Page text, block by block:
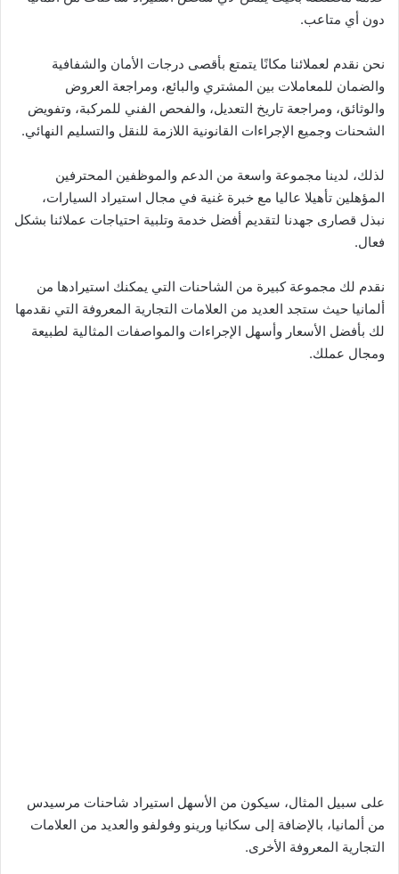
دون أي متاعب.
نحن نقدم لعملائنا مكانًا يتمتع بأقصى درجات الأمان والشفافية
والضمان للمعاملات بين المشتري والبائع، ومراجعة العروض
والوثائق، ومراجعة تاريخ التعديل، والفحص الفني للمركبة، وتفويض
الشحنات وجميع الإجراءات القانونية اللازمة للنقل والتسليم النهائي.
لذلك، لدينا مجموعة واسعة من الدعم والموظفين المحترفين
المؤهلين تأهيلا عاليا مع خبرة غنية في مجال استيراد السيارات،
نبذل قصارى جهدنا لتقديم أفضل خدمة وتلبية احتياجات عملائنا بشكل
فعال.
نقدم لك مجموعة كبيرة من الشاحنات التي يمكنك استيرادها من
ألمانيا حيث ستجد العديد من العلامات التجارية المعروفة التي نقدمها
لك بأفضل الأسعار وأسهل الإجراءات والمواصفات المثالية لطبيعة
ومجال عملك.
على سبيل المثال، سيكون من الأسهل استيراد شاحنات مرسيدس
من ألمانيا، بالإضافة إلى سكانيا ورينو وفولفو والعديد من العلامات
التجارية المعروفة الأخرى.